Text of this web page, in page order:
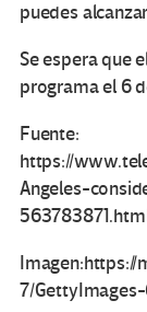
puedes
Se espera que
programa el 6
Fuente:
https://
Angeles-
7/